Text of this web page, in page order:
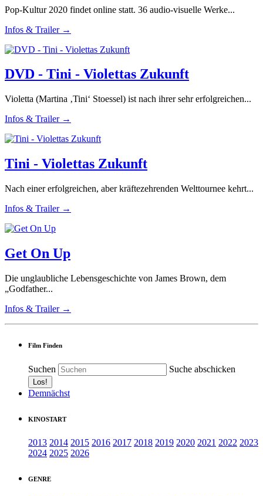
Pop-Kultur 2020 findet online statt. 36 audio-visuelle Werke...
Infos & Trailer →
DVD - Tini - Violettas Zukunft
Violetta (Martina ‚Tini‘ Stoessel) ist nach ihrer sehr erfolgreichen...
Infos & Trailer →
Tini - Violettas Zukunft
Nach einer erfolgreichen, aber kräftezehrenden Welttournee kehrt...
Infos & Trailer →
Get On Up
Die unglaubliche Lebensgeschichte von James Brown, dem
„Godfather...
Infos & Trailer →
Film Finden
Suchen Suche abschicken
Demnächst
KINOSTART
2013 2014 2015 2016 2017 2018 2019 2020 2021 2022 2023
2024 2025 2026
GENRE